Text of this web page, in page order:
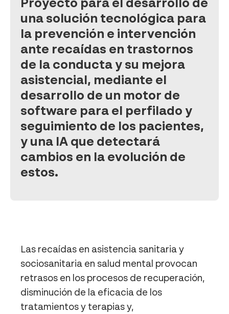
una solución tecnológica para
la prevención e intervención
ante recaídas en trastornos
de la conducta y su mejora
asistencial, mediante el
desarrollo de un motor de
software para el perfilado y
seguimiento de los pacientes,
y una IA que detectará
cambios en la evolución de
estos.
Las recaídas en asistencia sanitaria y
sociosanitaria en salud mental provocan
retrasos en los procesos de recuperación,
disminución de la eficacia de los
tratamientos y terapias y,